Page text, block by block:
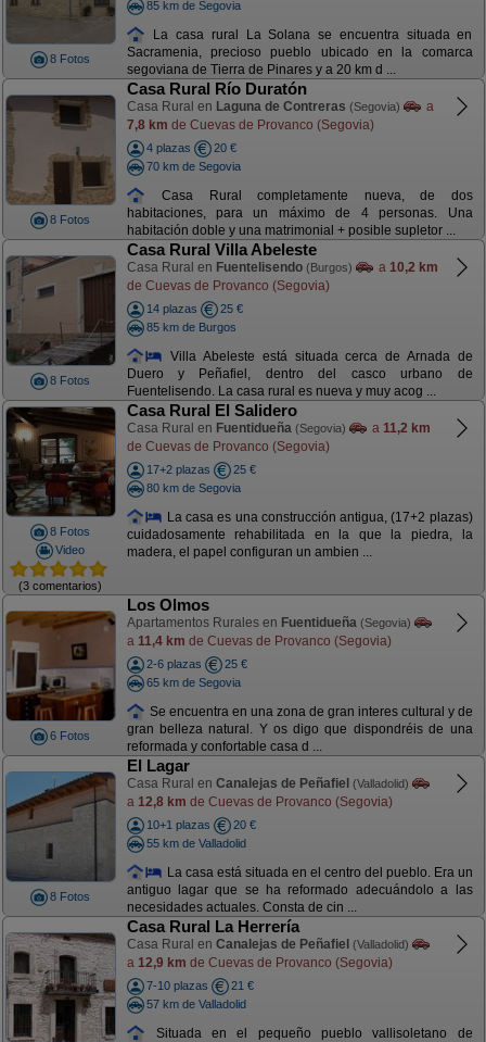
8 Fotos
85 km de Segovia
La casa rural La Solana se encuentra situada en
Sacramenia, precioso pueblo ubicado en la comarca
segoviana de Tierra de Pinares y a 20 km d ...
8 Fotos
Casa Rural Río Duratón
Casa Rural en Laguna de Contreras (Segovia)
a
7,8 km de Cuevas de Provanco (Segovia)
4 plazas
20 €
70 km de Segovia
Casa Rural completamente nueva, de dos
habitaciones, para un máximo de 4 personas. Una
habitación doble y una matrimonial + posible supletor ...
8 Fotos
Casa Rural Villa Abeleste
Casa Rural en Fuentelisendo (Burgos) a 10,2 km
de Cuevas de Provanco (Segovia)
14 plazas
25 €
85 km de Burgos
Villa Abeleste está situada cerca de Arnada de
Duero y Peñafiel, dentro del casco urbano de
Fuentelisendo. La casa rural es nueva y muy acog ...
8 Fotos
Video
(3 comentarios)
Casa Rural El Salidero
Casa Rural en Fuentidueña (Segovia) a 11,2 km
de Cuevas de Provanco (Segovia)
17+2 plazas
25 €
80 km de Segovia
La casa es una construcción antigua, (17+2 plazas)
cuidadosamente rehabilitada en la que la piedra, la
madera, el papel configuran un ambien ...
6 Fotos
Los Olmos
Apartamentos Rurales en Fuentidueña (Segovia)
a 11,4 km de Cuevas de Provanco (Segovia)
2-6 plazas
25 €
65 km de Segovia
Se encuentra en una zona de gran interes cultural y de
gran belleza natural. Y os digo que dispondréis de una
reformada y confortable casa d ...
8 Fotos
El Lagar
Casa Rural en Canalejas de Peñafiel (Valladolid)
a 12,8 km de Cuevas de Provanco (Segovia)
10+1 plazas
20 €
55 km de Valladolid
La casa está situada en el centro del pueblo. Era un
antiguo lagar que se ha reformado adecuándolo a las
necesidades actuales. Consta de cin ...
Casa Rural La Herrería
Casa Rural en Canalejas de Peñafiel (Valladolid)
a 12,9 km de Cuevas de Provanco (Segovia)
7-10 plazas
21 €
57 km de Valladolid
Situada en el pequeño pueblo vallisoletano de